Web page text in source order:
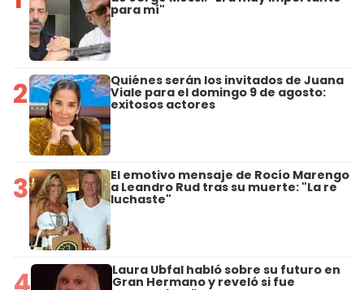
para mí"
2 Quiénes serán los invitados de Juana
Viale para el domingo 9 de agosto:
exitosos actores
3 El emotivo mensaje de Rocío Marengo
a Leandro Rud tras su muerte: "La re
luchaste"
4 Laura Ubfal habló sobre su futuro en
Gran Hermano y reveló si fue